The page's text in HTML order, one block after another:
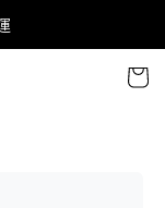
擊加入)